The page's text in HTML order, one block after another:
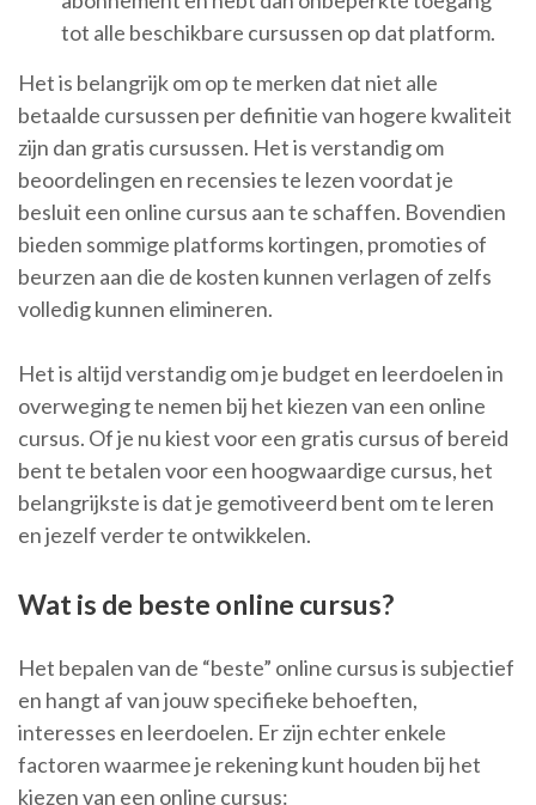
tot alle beschikbare cursussen op dat platform.
Het is belangrijk om op te merken dat niet alle
betaalde cursussen per definitie van hogere kwaliteit
zijn dan gratis cursussen. Het is verstandig om
beoordelingen en recensies te lezen voordat je
besluit een online cursus aan te schaffen. Bovendien
bieden sommige platforms kortingen, promoties of
beurzen aan die de kosten kunnen verlagen of zelfs
volledig kunnen elimineren.
Het is altijd verstandig om je budget en leerdoelen in
overweging te nemen bij het kiezen van een online
cursus. Of je nu kiest voor een gratis cursus of bereid
bent te betalen voor een hoogwaardige cursus, het
belangrijkste is dat je gemotiveerd bent om te leren
en jezelf verder te ontwikkelen.
Wat is de beste online cursus?
Het bepalen van de “beste” online cursus is subjectief
en hangt af van jouw specifieke behoeften,
interesses en leerdoelen. Er zijn echter enkele
factoren waarmee je rekening kunt houden bij het
kiezen van een online cursus: